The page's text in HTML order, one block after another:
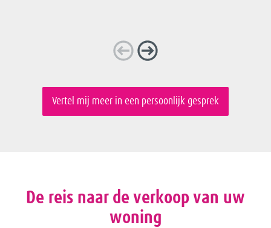
Vertel mij meer in een persoonlijk gesprek
De reis naar de verkoop van uw
woning